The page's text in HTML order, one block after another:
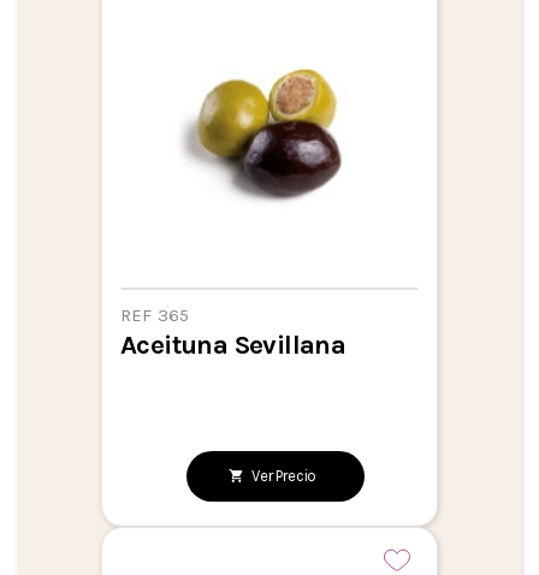
REF 365
Aceituna Sevillana
Ver Precio